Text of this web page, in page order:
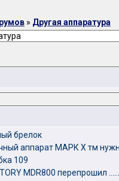
» Другая аппаратура
брелок
аппарат МАРК Х тм
109
MDR800 перепрошил ......